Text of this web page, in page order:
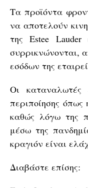
Τα προϊόντα
να αποτελούν
της Estee Lauder
συρρικνώνονται,
εσόδων της
Οι καταναλωτές
περιποίησης όπως
καθώς λόγω της
μέσω της
κραγιόν είναι
Διαβάστε επίσης: